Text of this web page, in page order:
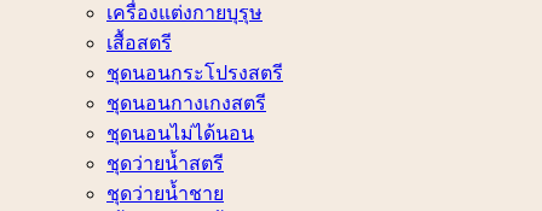
เครื่องแต่งกายบุรุษ
เสื้อสตรี
ชุดนอนกระโปรงสตรี
ชุดนอนกางเกงสตรี
ชุดนอนไม่ได้นอน
ชุดว่ายน้ำสตรี
ชุดว่ายน้ำชาย